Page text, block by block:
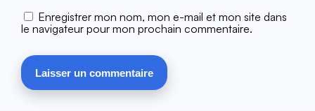
Enregistrer mon nom, mon e-mail et mon site dans
le navigateur pour mon prochain commentaire.